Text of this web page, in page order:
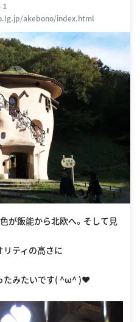
akebono/index.html
が飯能から北欧へ。そして見
ティの高さに
たみたいです( ^ω^ )❤︎